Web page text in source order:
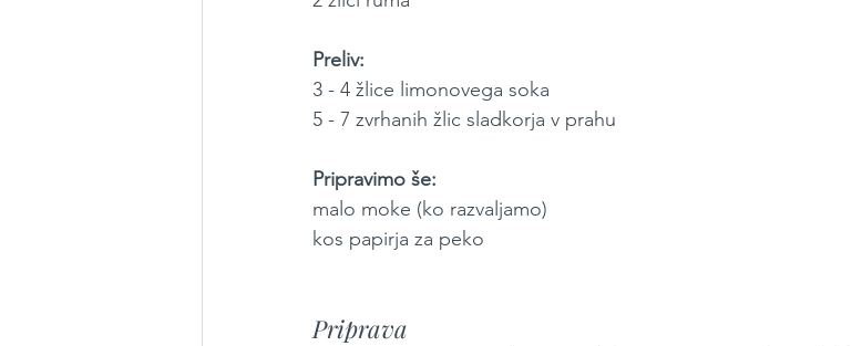
Preliv:
3 - 4 žlice limonovega soka
5 - 7 zvrhanih žlic sladkorja v prahu
Pripravimo še:
malo moke (ko razvaljamo)
kos papirja za peko
Priprava